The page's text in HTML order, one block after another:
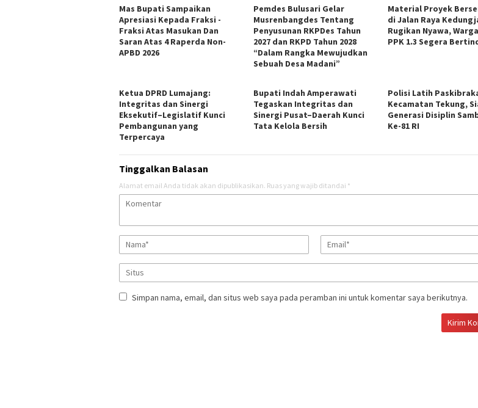
Mas Bupati Sampaikan
Apresiasi Kepada Fraksi -
Fraksi Atas Masukan Dan
Saran Atas 4 Raperda Non-
APBD 2026
Pemdes Bulusari Gelar
Musrenbangdes Tentang
Penyusunan RKPDes Tahun
2027 dan RKPD Tahun 2028
“Dalam Rangka Mewujudkan
Sebuah Desa Madani”
Material Proyek
di Jalan Raya
Rugikan Nyawa,
PPK 1.3 Segera
Ketua DPRD Lumajang:
Integritas dan Sinergi
Eksekutif–Legislatif Kunci
Pembangunan yang
Terpercaya
Bupati Indah Amperawati
Tegaskan Integritas dan
Sinergi Pusat–Daerah Kunci
Tata Kelola Bersih
Polisi Latih
Kecamatan Tekung,
Generasi Disiplin
Ke-81 RI
Tinggalkan Balasan
Alamat email Anda tidak akan dipublikasikan. Ruas yang wajib ditandai *
Simpan nama, email, dan situs web saya pada peramban ini untuk komentar saya berikutnya.